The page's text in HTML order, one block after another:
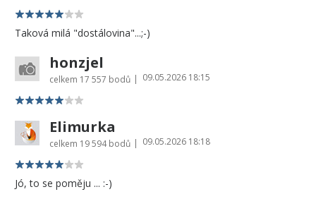
Taková milá "dostálovina"...;-)
honzjel
celkem 17 557 bodů | 09.05.2026 18:15
Elimurka
celkem 19 594 bodů | 09.05.2026 18:18
Jó, to se poměju ... :-)